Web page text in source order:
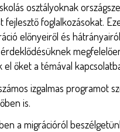
osztályoknak
fejlesztő foglalkozásokat.
előnyeiről és hátrányairól,
őket a témával
izgalmas programot
is.
a migrációról